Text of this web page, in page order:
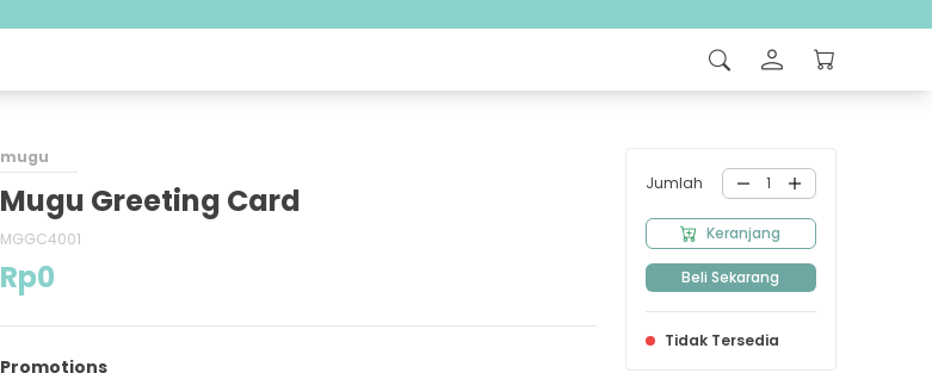
mugu
Mugu Greeting Card
MGGC4001
Rp0
Promotions
Jumlah 1
Keranjang
Beli Sekarang
Tidak Tersedia